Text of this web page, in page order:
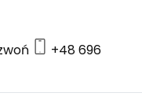
+48 696